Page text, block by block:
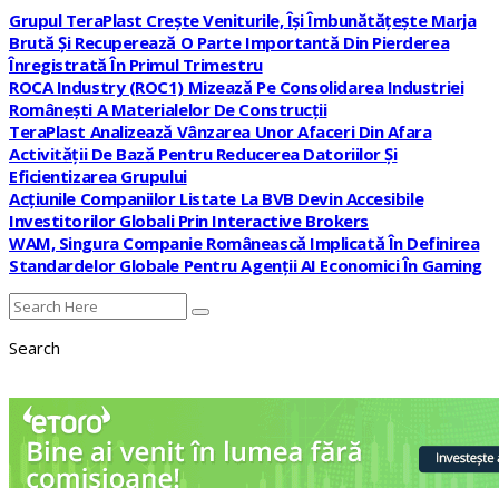
Grupul TeraPlast Crește Veniturile, Își Îmbunătățește Marja
Brută Și Recuperează O Parte Importantă Din Pierderea
Înregistrată În Primul Trimestru
ROCA Industry (ROC1) Mizează Pe Consolidarea Industriei
Românești A Materialelor De Construcții
TeraPlast Analizează Vânzarea Unor Afaceri Din Afara
Activității De Bază Pentru Reducerea Datoriilor Și
Eficientizarea Grupului
Acțiunile Companiilor Listate La BVB Devin Accesibile
Investitorilor Globali Prin Interactive Brokers
WAM, Singura Companie Românească Implicată În Definirea
Standardelor Globale Pentru Agenții AI Economici În Gaming
Search